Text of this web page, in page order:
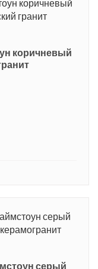
зазорами в
коричневый
серый